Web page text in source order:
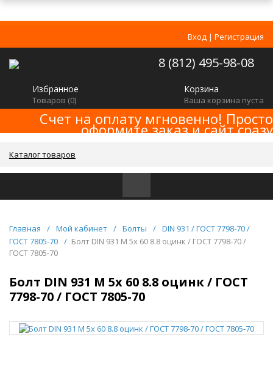
Вход | Регистрация
8 (812) 495-98-08
Избранное
Товаров (0)
Корзина
Ваша корзина пуста
Счет на оплату мгновенно! Просто
оформите заказ и сайт сразу
Каталог товаров
Главная / Мой кабинет / Болты / DIN 931 / ГОСТ 7798-70 /
ГОСТ 7805-70 / Болт DIN 931 M 5x 60 8.8 оцинк / ГОСТ 7798-70 /
ГОСТ 7805-70
Болт DIN 931 M 5x 60 8.8 оцинк / ГОСТ
7798-70 / ГОСТ 7805-70